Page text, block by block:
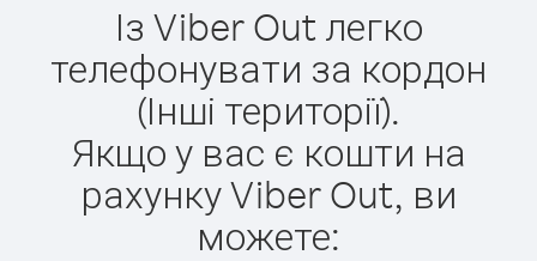
Із Viber Out легко
телефонувати за кордон
(Інші території).
Якщо у вас є кошти на
рахунку Viber Out, ви
можете: